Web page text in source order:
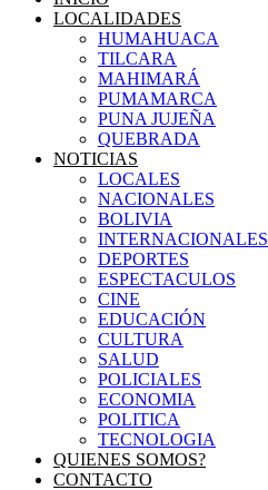
LOCALIDADES
HUMAHUACA
TILCARA
MAHIMARÁ
PUMAMARCA
PUNA JUJEÑA
QUEBRADA
NOTICIAS
LOCALES
NACIONALES
BOLIVIA
INTERNACIONALES
DEPORTES
ESPECTACULOS
CINE
EDUCACIÓN
CULTURA
SALUD
POLICIALES
ECONOMIA
POLITICA
TECNOLOGIA
QUIENES SOMOS?
CONTACTO